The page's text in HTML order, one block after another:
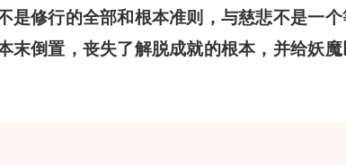
是修行的全部和根本准则，与慈悲不是一个
末倒置，丧失了解脱成就的根本，并给妖魔